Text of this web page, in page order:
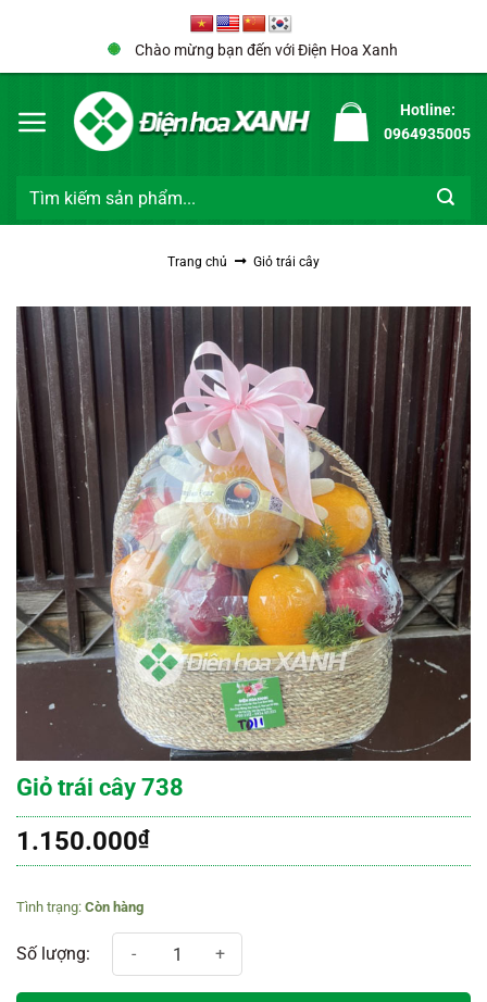
Chào mừng bạn đến với Điện Hoa Xanh
Hotline:
0964935005
Tìm
Trang chủ Giỏ trái cây
Giỏ trái cây 738
1.150.000₫
Còn hàng
Giỏ trái cây 738 số lượng